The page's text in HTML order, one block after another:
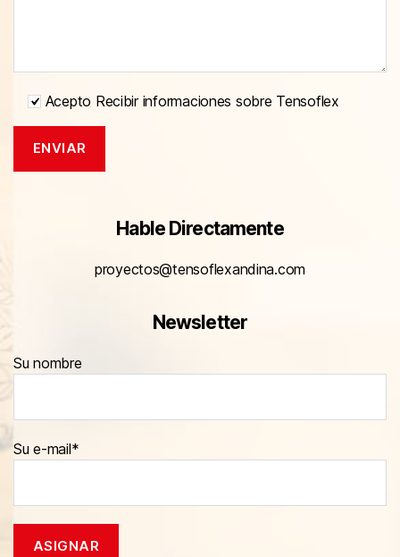
Acepto Recibir informaciones sobre Tensoflex
Hable Directamente
proyectos@tensoflexandina.com
Newsletter
Su nombre
Su e-mail*